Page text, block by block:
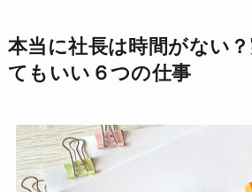
本当に社長は時間がない
てもいい６つの仕事